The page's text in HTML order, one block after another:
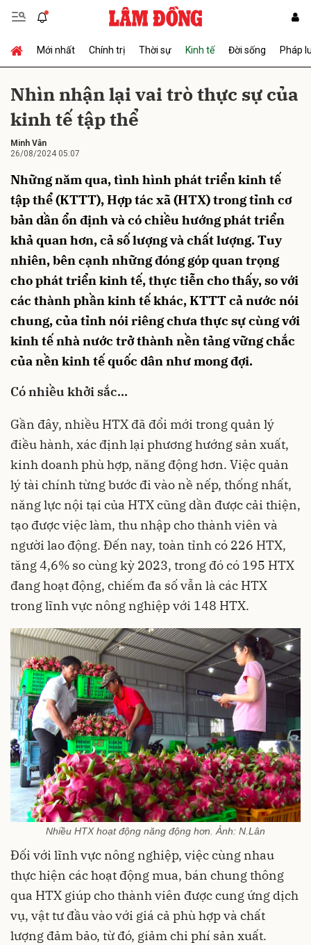
Mới nhất Chính trị Thời sự Kinh tế Đời sống Pháp
Nhìn nhận lại vai trò thực sự của
kinh tế tập thể
Minh Vân
26/08/2024 05:07
Những năm qua, tình hình phát triển kinh tế
tập thể (KTTT), Hợp tác xã (HTX) trong tỉnh cơ
bản dần ổn định và có chiều hướng phát triển
khả quan hơn, cả số lượng và chất lượng. Tuy
nhiên, bên cạnh những đóng góp quan trọng
cho phát triển kinh tế, thực tiễn cho thấy, so với
các thành phần kinh tế khác, KTTT cả nước nói
chung, của tỉnh nói riêng chưa thực sự cùng với
kinh tế nhà nước trở thành nền tảng vững chắc
của nền kinh tế quốc dân như mong đợi.
Có nhiều khởi sắc…
Gần đây, nhiều HTX đã đổi mới trong quản lý
điều hành, xác định lại phương hướng sản xuất,
kinh doanh phù hợp, năng động hơn. Việc quản
lý tài chính từng bước đi vào nề nếp, thống nhất,
năng lực nội tại của HTX cũng dần được cải thiện,
tạo được việc làm, thu nhập cho thành viên và
người lao động. Đến nay, toàn tỉnh có 226 HTX,
tăng 4,6% so cùng kỳ 2023, trong đó có 195 HTX
đang hoạt động, chiếm đa số vẫn là các HTX
trong lĩnh vực nông nghiệp với 148 HTX.
Nhiều HTX hoạt động năng động hơn. Ảnh: N.Lân
Đối với lĩnh vực nông nghiệp, việc cùng nhau
thực hiện các hoạt động mua, bán chung thông
qua HTX giúp cho thành viên được cung ứng dịch
vụ, vật tư đầu vào với giá cả phù hợp và chất
lượng đảm bảo, từ đó, giảm chi phí sản xuất.
Gửi bình luận
Gửi